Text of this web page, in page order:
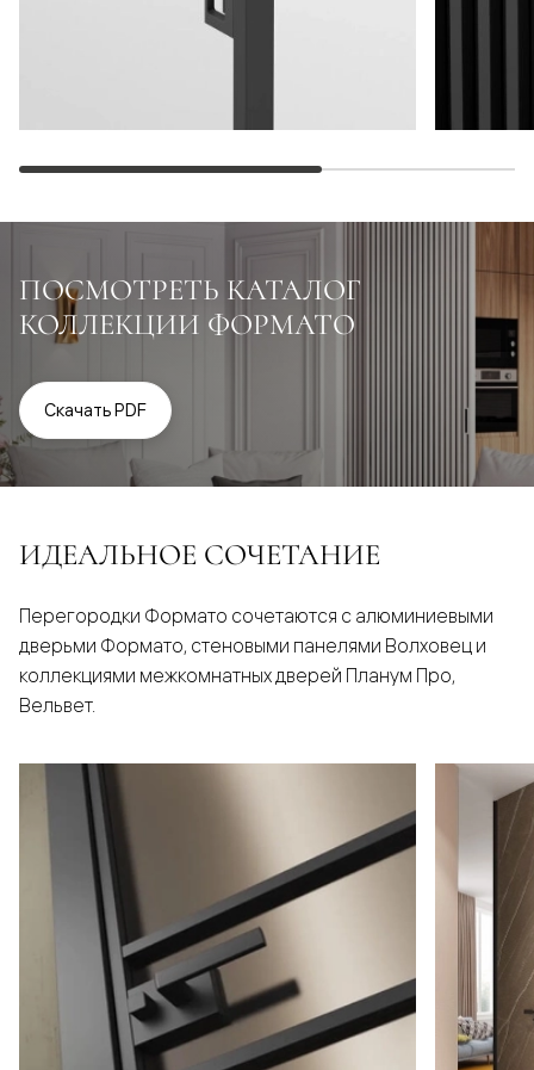
ПОСМОТРЕТЬ КАТАЛОГ
КОЛЛЕКЦИИ ФОРМАТО
Скачать PDF
ИДЕАЛЬНОЕ СОЧЕТАНИЕ
Перегородки Формато сочетаются с алюминиевыми
дверьми Формато, стеновыми панелями Волховец и
коллекциями межкомнатных дверей Планум Про,
Вельвет.